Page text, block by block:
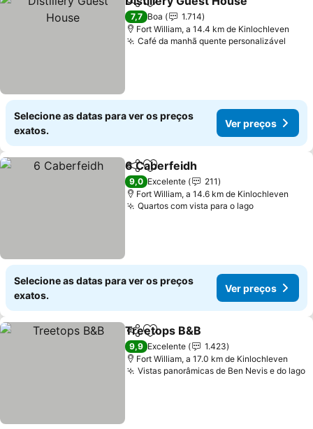
PartilharAdicionar aos favoritos
7,7 Boa
1.714
Fort William, a 14.4 km de Kinlochleven
Café da manhã quente personalizável
Selecione as datas para ver os preços
exatos.
Ver preços
PartilharAdicionar aos favoritos
6 Caberfeidh
9,0 Excelente
211
Fort William, a 14.6 km de Kinlochleven
Quartos com vista para o lago
Selecione as datas para ver os preços
exatos.
Ver preços
PartilharAdicionar aos favoritos
Treetops B&B
9,9 Excelente
1.423
Fort William, a 17.0 km de Kinlochleven
Vistas panorâmicas de Ben Nevis e do lago